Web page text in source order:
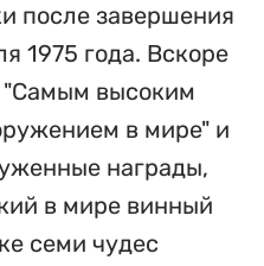
после завершения
1975 года. Вскоре
высоким
в мире" и
награды,
в мире винный
семи чудес